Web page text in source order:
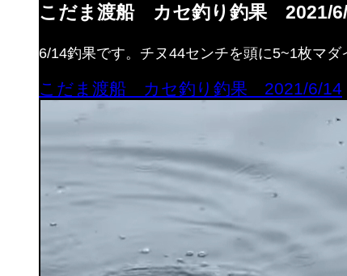
こだま渡船 カセ釣り釣果 2021/
6/14釣果です。チヌ44センチを頭に5~1枚マ
こだま渡船 カセ釣り釣果 2021/6/14